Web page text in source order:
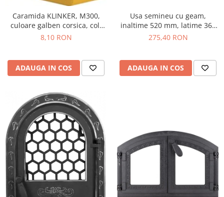
Caramida KLINKER, M300,
culoare galben corsica, colt
rotunjit, 250x120x65
8,10 RON
ADAUGA IN COS
Usa semineu cu geam,
inaltime 520 mm, latime 360
mm
275,40 RON
ADAUGA IN COS